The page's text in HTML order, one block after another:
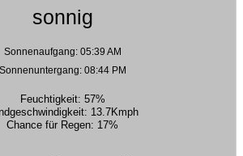
sonnig
Sonnenaufgang: 05:39 AM
Sonnenuntergang: 08:44 PM
Feuchtigkeit: 57%
13.7Kmph
Chance für Regen: 17%